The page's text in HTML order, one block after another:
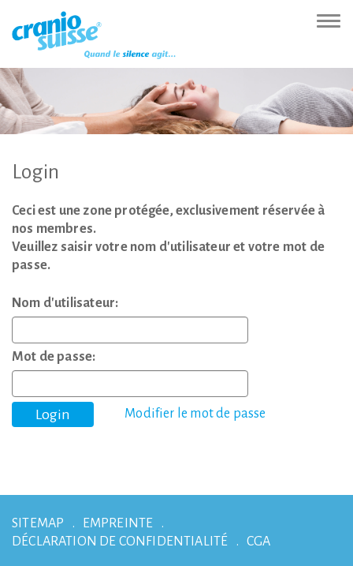
(Accesskey
Hauptnavigation
(Accesskey
Inhalt
(Accesskey
Sprachumschaltung
(Accesskey
Login
Ceci est une zone protégée, exclusivement réservée à
nos membres.
Veuillez saisir votre nom d'utilisateur et votre mot de
passe.
Nom d'utilisateur:
Mot de passe:
Modifier le mot de passe
SITEMAP
EMPREINTE
DÉCLARATION DE CONFIDENTIALITÉ
CGA